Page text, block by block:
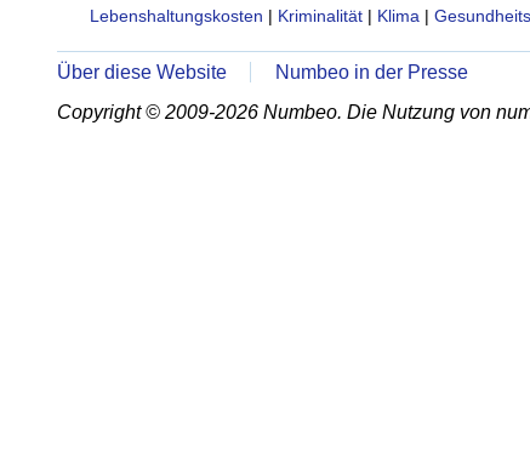
Lebenshaltungskosten | Kriminalität | Klima |
Über diese Website
Numbeo in der Presse
Copyright © 2009-2026 Numbeo. Die Nutzung von